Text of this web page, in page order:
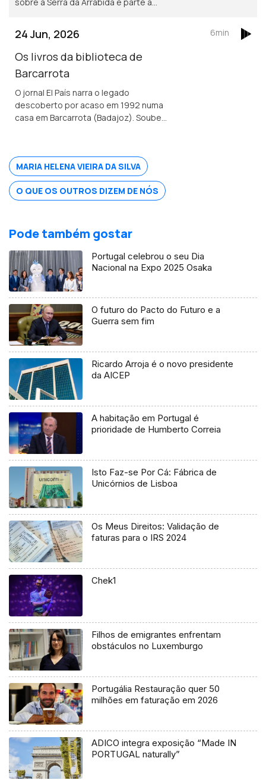
24 Jun, 2026
Os livros da biblioteca de
Barcarrota
O jornal El País narra o legado
descoberto por acaso em 1992 numa
casa em Barcarrota (Badajoz). Soube-
como ímpio e sodomita pela Inquisição.
6min
MARIA HELENA VIEIRA DA SILVA
O QUE OS OUTROS DIZEM DE NÓS
Pode também gostar
Portugal celebrou o seu Dia
Nacional na Expo 2025 Osaka
O futuro do Pacto do Futuro e a
Guerra sem fim
Ricardo Arroja é o novo presidente
da AICEP
A habitação em Portugal é
prioridade de Humberto Correia
Isto Faz-se Por Cá: Fábrica de
Unicórnios de Lisboa
Os Meus Direitos: Validação de
faturas para o IRS 2024
Chek1
Filhos de emigrantes enfrentam
obstáculos no Luxemburgo
Portugália Restauração quer 50
milhões em faturação em 2026
ADICO integra exposição “Made IN
PORTUGAL naturally”